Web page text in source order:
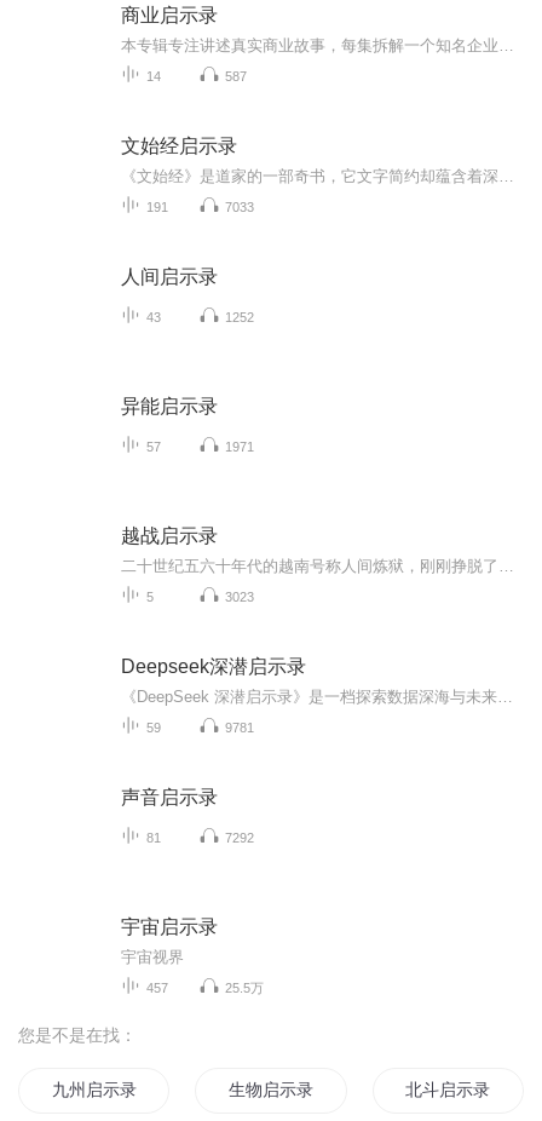
商业启示录
14 587
文始经启示录
191 7033
人间启示录
43 1252
异能启示录
57 1971
越战启示录
5 3023
Deepseek深潜启示录
59 9781
声音启示录
81 7292
宇宙启示录
宇宙视界
457 25.5万
您是不是在找：
九州启示录 生物启示录 北斗启示录